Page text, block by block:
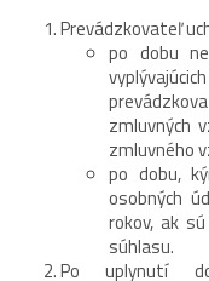
Prevádzkovateľ
po dobu
zmluvných
zmluvného
po dobu,
osobných
rokov, ak
súhlasu.
Po uplynutí